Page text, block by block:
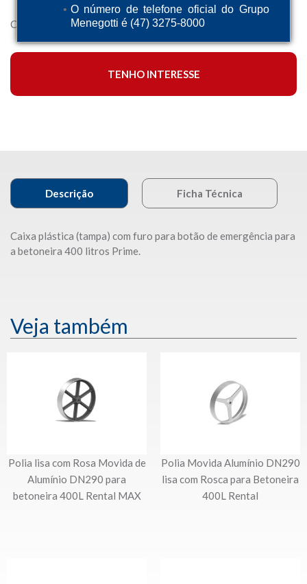
O número de telefone oficial do Grupo
Menegotti é (47) 3275-8000
Caixa plástica (tampa) para betoneira de 400 litros.
TENHO INTERESSE
Descrição Ficha Técnica
Caixa plástica (tampa) com furo para botão de emergência para
a betoneira 400 litros Prime.
Veja também
Polia lisa com Rosa Movida de
Alumínio DN290 para
betoneira 400L Rental MAX
Polia Movida Alumínio DN290
lisa com Rosca para Betoneira
400L Rental